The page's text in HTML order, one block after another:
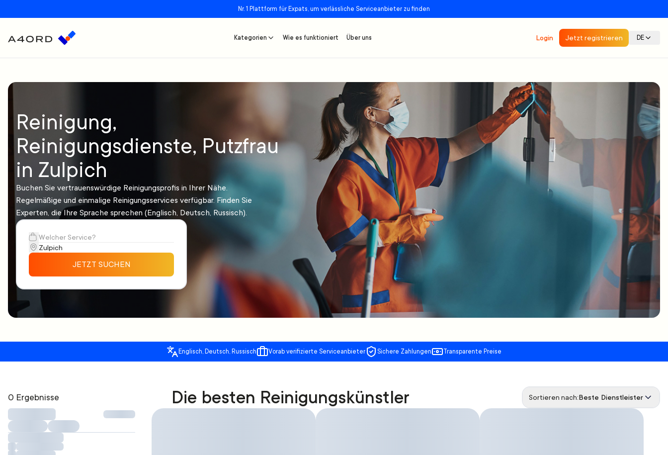
Nr. 1 Plattform für Expats, um verlässliche Serviceanbieter zu finden
Kategorien Wie es funktioniert Über uns Login Jetzt registrieren DE
Reinigung,
Reinigungsdienste, Putzfrau
in Zulpich
Buchen Sie vertrauenswürdige Reinigungsprofis in Ihrer Nähe.
Regelmäßige und einmalige Reinigungsservices verfügbar. Finden Sie
Experten, die Ihre Sprache sprechen (Englisch, Deutsch, Russisch).
JETZT SUCHEN
Englisch, Deutsch, Russisch Vorab verifizierte Serviceanbieter Sichere Zahlungen Transparente Preise
0 Ergebnisse Die besten Reinigungskünstler Sortieren nach:Beste Dienstleister